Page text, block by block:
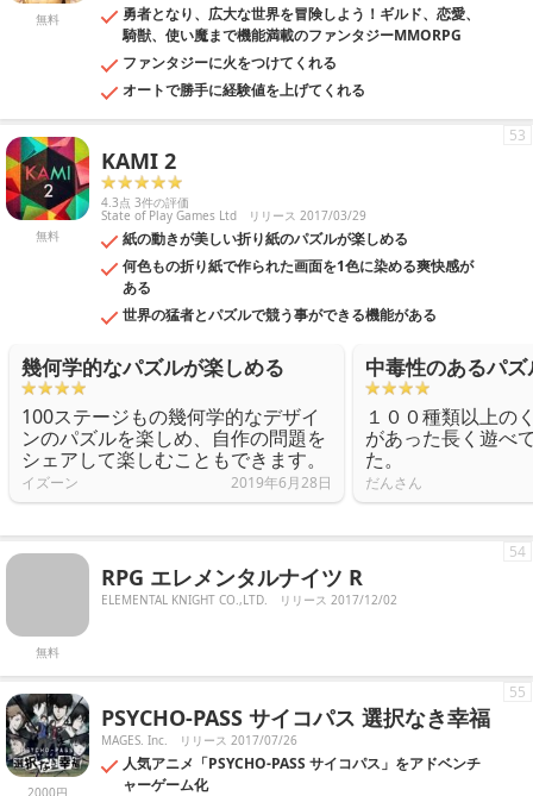
無料
勇者となり、広大な世界を冒険しよう！ギルド、恋愛、
騎獣、使い魔まで機能満載のファンタジーMMORPG
ファンタジーに火をつけてくれる
オートで勝手に経験値を上げてくれる
無料
KAMI 2
4.3点 3件の評価
State of Play Games Ltd リリース 2017/03/29
紙の動きが美しい折り紙のパズルが楽しめる
何色もの折り紙で作られた画面を1色に染める爽快感が
ある
世界の猛者とパズルで競う事ができる機能がある
53
幾何学的なパズルが楽しめる
100ステージもの幾何学的なデザイ
ンのパズルを楽しめ、自作の問題を
シェアして楽しむこともできます。
イズーン 2019年6月28日
中毒性のあるパ
１００種類以上の
があった長く遊べ
た。
だんさん
無料
RPG エレメンタルナイツ R
ELEMENTAL KNIGHT CO.,LTD. リリース 2017/12/02
54
2000円
PSYCHO-PASS サイコパス 選択なき幸福
MAGES. Inc. リリース 2017/07/26
人気アニメ「PSYCHO-PASS サイコパス」をアドベンチ
ャーゲーム化
55